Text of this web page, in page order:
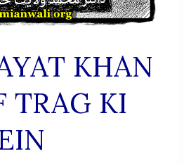
KHAN
TRAG KI